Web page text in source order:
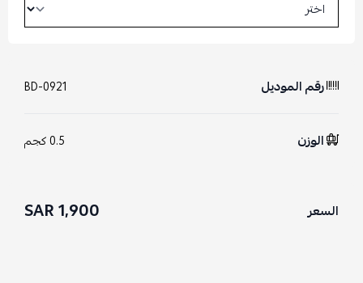
رقم الموديل BD-0921
الوزن 0.5 كجم
السعر 1,900 SAR